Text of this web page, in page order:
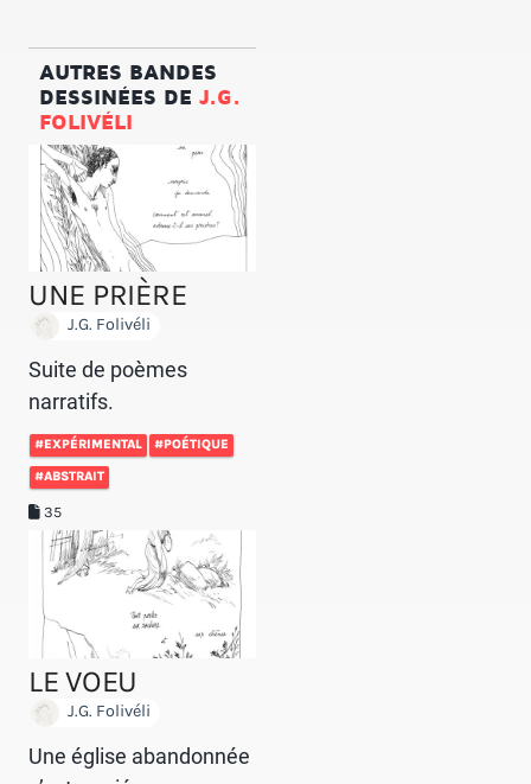
AUTRES BANDES
DESSINÉES DE J.G.
FOLIVÉLI
UNE PRIÈRE
J.G. Folivéli
Suite de poèmes
narratifs.
#EXPÉRIMENTAL #POÉTIQUE
#ABSTRAIT
35
LE VOEU
J.G. Folivéli
Une église abandonnée